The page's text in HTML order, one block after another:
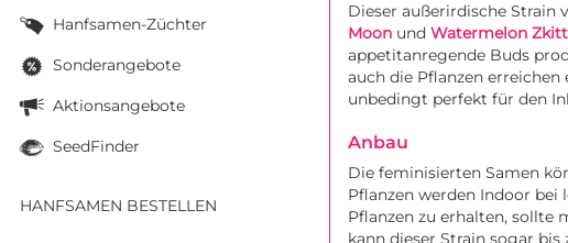
Dieser außerirdische Strain
Moon und Watermelon
appetitanregende Buds
auch die Pflanzen
unbedingt perfekt für den
Anbau
Die feminisierten Samen
Pflanzen werden Indoor
Pflanzen zu erhalten, sollte
kann dieser Strain sogar bis
Hanfsamen-Züchter
Sonderangebote
Aktionsangebote
SeedFinder
HANFSAMEN BESTELLEN